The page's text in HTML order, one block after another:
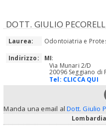
DOTT. GIULIO
Laurea:
Odontoiatria e
Indirizzo:
MI:
Via Munari 2/D
20096 Seggiano di
Tel: CLICCA QUI
Manda una email alDott. Giulio
Lombardia